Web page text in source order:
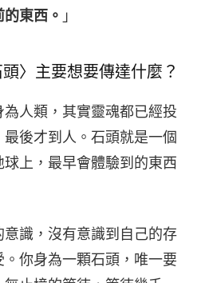
東西。 」
〉主要想要傳達什麼？
人類，其實靈魂都已經投
後才到人。石頭就是一個
上，最早會體驗到的東西
意識，沒有意識到自己的存
你身為一顆石頭，唯一要